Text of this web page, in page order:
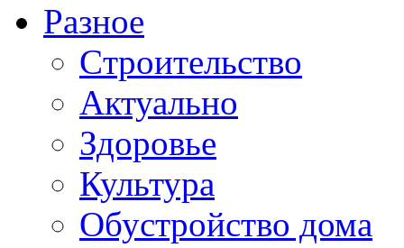
Разное
Cтроительство
Актуально
Здоровье
Культура
Обустройство дома